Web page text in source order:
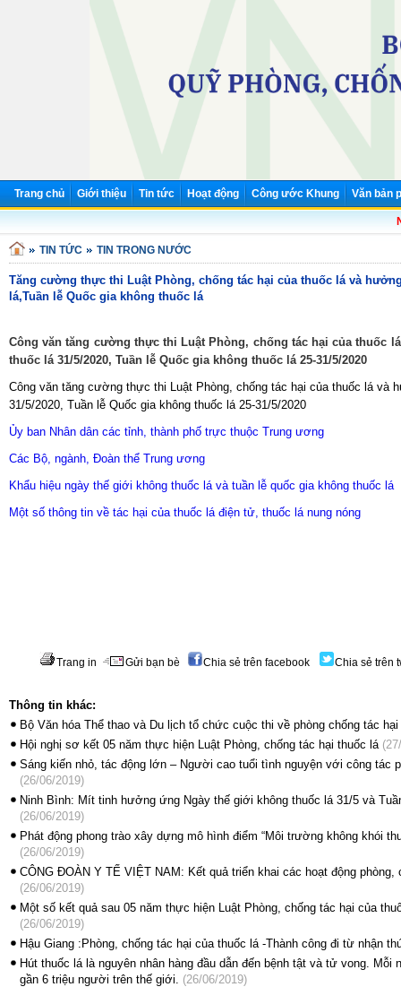
Trang chủ Giới thiệu Tin tức Hoạt động Công ước Khung Văn bản
TIN TỨC TIN TRONG NƯỚC
Tăng cường thực thi Luật Phòng, chống tác hại của thuốc lá và
lá,Tuần lễ Quốc gia không thuốc lá
Công văn tăng cường thực thi Luật Phòng, chống tác hại của thuốc
thuốc lá 31/5/2020, Tuần lễ Quốc gia không thuốc lá 25-31/5/2020
Công văn tăng cường thực thi Luật Phòng, chống tác hại của thuốc lá và
31/5/2020, Tuần lễ Quốc gia không thuốc lá 25-31/5/2020
Ủy ban Nhân dân các tỉnh, thành phố trực thuộc Trung ương
Các Bộ, ngành, Đoàn thể Trung ương
Khẩu hiệu ngày thế giới không thuốc lá và tuần lễ quốc gia không thuốc lá
Một số thông tin về tác hại của thuốc lá điện tử, thuốc lá nung nóng
Trang in Gửi bạn bè Chia sẻ trên facebook Chia sẻ trên
Thông tin khác:
Bộ Văn hóa Thể thao và Du lịch tổ chức cuộc thi về phòng chống tác
Hội nghị sơ kết 05 năm thực hiện Luật Phòng, chống tác hại thuốc lá
Sáng kiến nhỏ, tác động lớn – Người cao tuổi tình nguyện với công tác
(26/06/2019)
Ninh Bình: Mít tinh hưởng ứng Ngày thế giới không thuốc lá 31/5 và
(26/06/2019)
Phát động phong trào xây dựng mô hình điểm “Môi trường không khói
(26/06/2019)
CÔNG ĐOÀN Y TẾ VIỆT NAM: Kết quả triển khai các hoạt động
(26/06/2019)
Một số kết quả sau 05 năm thực hiện Luật Phòng, chống tác hại của
(26/06/2019)
Hậu Giang :Phòng, chống tác hại của thuốc lá -Thành công đi từ nhận
Hút thuốc lá là nguyên nhân hàng đầu dẫn đến bệnh tật và tử vong.
gần 6 triệu người trên thế giới.
(26/06/2019)